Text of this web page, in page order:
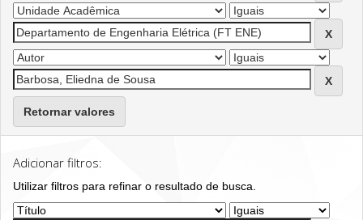
Retornar valores
Adicionar filtros:
Utilizar filtros para refinar o resultado de busca.